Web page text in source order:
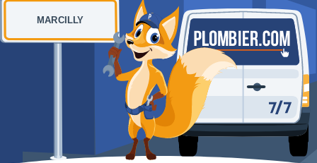
MARCILLY